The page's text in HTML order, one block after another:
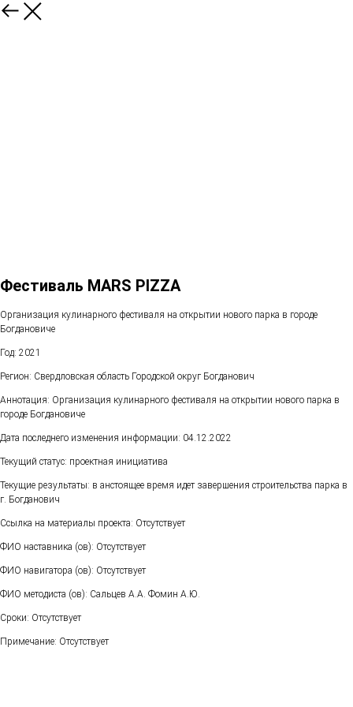
Фестиваль MARS PIZZA
Организация кулинарного фестиваля на открытии нового парка в городе
Богдановиче
Год: 2021
Регион: Свердловская область Городской округ Богданович
Аннотация: Организация кулинарного фестиваля на открытии нового парка в
городе Богдановиче
Дата последнего изменения информации: 04.12.2022
Текущий статус: проектная инициатива
Текущие результаты: в анстоящее время идет завершения строительства парка в
г. Богданович
Ссылка на материалы проекта: Отсутствует
ФИО наставника (ов): Отсутствует
ФИО навигатора (ов): Отсутствует
ФИО методиста (ов): Сальцев А.А. Фомин А.Ю.
Сроки: Отсутствует
Примечание: Отсутствует